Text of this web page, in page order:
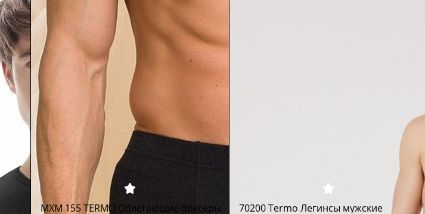
MXM 155 TERMO Облегающие боксеры 70200 Termo Легинсы мужские